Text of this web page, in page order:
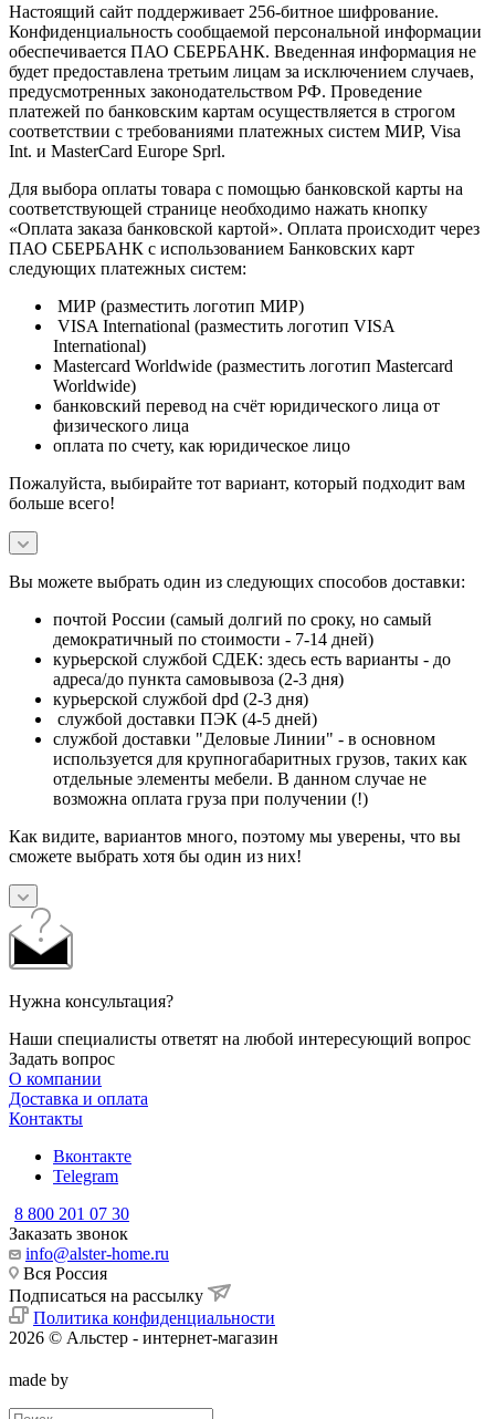
Настоящий сайт поддерживает 256-битное шифрование.
Конфиденциальность сообщаемой персональной информации
обеспечивается ПАО СБЕРБАНК. Введенная информация не
будет предоставлена третьим лицам за исключением случаев,
предусмотренных законодательством РФ. Проведение
платежей по банковским картам осуществляется в строгом
соответствии с требованиями платежных систем МИР, Visa
Int. и MasterCard Europe Sprl.
Для выбора оплаты товара с помощью банковской карты на
соответствующей странице необходимо нажать кнопку
«Оплата заказа банковской картой». Оплата происходит через
ПАО СБЕРБАНК с использованием Банковских карт
следующих платежных систем:
МИР (разместить логотип МИР)
VISA International (разместить логотип VISA
International)
Mastercard Worldwide (разместить логотип Mastercard
Worldwide)
банковский перевод на счёт юридического лица от
физического лица
оплата по счету, как юридическое лицо
Пожалуйста, выбирайте тот вариант, который подходит вам
больше всего!
Вы можете выбрать один из следующих способов доставки:
почтой России (самый долгий по сроку, но самый
демократичный по стоимости - 7-14 дней)
курьерской службой СДЕК: здесь есть варианты - до
адреса/до пункта самовывоза (2-3 дня)
курьерской службой dpd (2-3 дня)
службой доставки ПЭК (4-5 дней)
службой доставки "Деловые Линии" - в основном
используется для крупногабаритных грузов, таких как
отдельные элементы мебели. В данном случае не
возможна оплата груза при получении (!)
Как видите, вариантов много, поэтому мы уверены, что вы
сможете выбрать хотя бы один из них!
Нужна консультация?
Наши специалисты ответят на любой интересующий вопрос
Задать вопрос
О компании
Доставка и оплата
Контакты
Вконтакте
Telegram
8 800 201 07 30
Заказать звонок
info@alster-home.ru
Вся Россия
Подписаться на рассылку
Политика конфиденциальности
2026 © Альстер - интернет-магазин
made by